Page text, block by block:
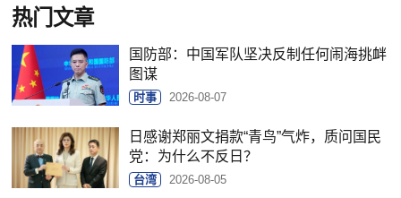
热门文章
国防部：中国军队坚决反制任何闹海挑衅
图谋
时事 2026-08-07
日感谢郑丽文捐款“青鸟”气炸，质问国民
党：为什么不反日？
台湾 2026-08-05